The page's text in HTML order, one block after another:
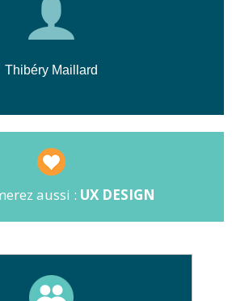
Thibéry Maillard
aussi : UX DESIGN